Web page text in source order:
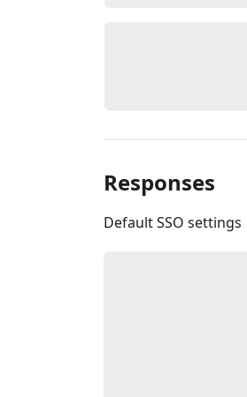
Responses
Default SSO settings